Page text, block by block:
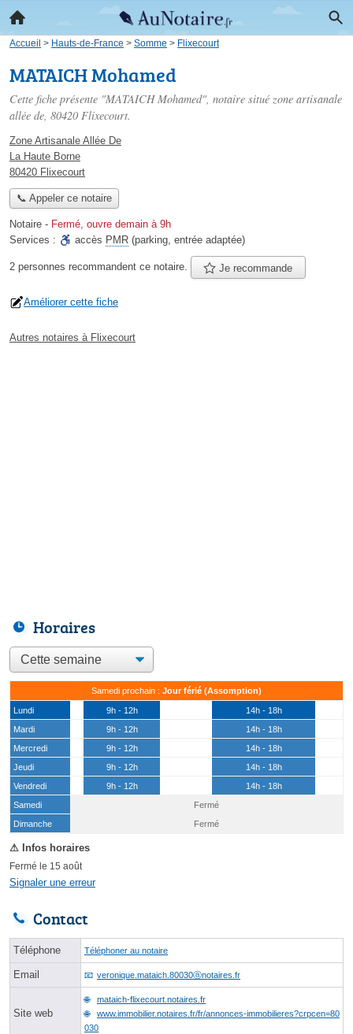
Accueil > Hauts-de-France > Somme > Flixecourt
MATAICH Mohamed
Cette fiche présente "MATAICH Mohamed", notaire situé zone artisanale
allée de, 80420 Flixecourt.
Zone Artisanale Allée De
La Haute Borne
80420 Flixecourt
📞 Appeler ce notaire
Notaire - Fermé, ouvre demain à 9h
Services :
accès PMR (parking, entrée adaptée)
2 personnes recommandent ce notaire. Je recommande
Améliorer cette fiche
Autres notaires à Flixecourt
Horaires
Samedi prochain : Jour férié (Assomption)
Lundi 9h - 12h
14h - 18h
Mardi
9h - 12h
14h - 18h
Mercredi
9h - 12h
14h - 18h
Jeudi
9h - 12h
14h - 18h
Vendredi
9h - 12h
14h - 18h
Samedi
(15 août)
Fermé
Dimanche
Fermé
Fermé le 15 août
Signaler une erreur
Contact
Téléphone Téléphoner au notaire
Email veronique.mataich.80030ⓐnotaires.fr
Site web
mataich-flixecourt.notaires.fr
www.immobilier.notaires.fr/fr/annonces-immobilieres?crpcen=80
030